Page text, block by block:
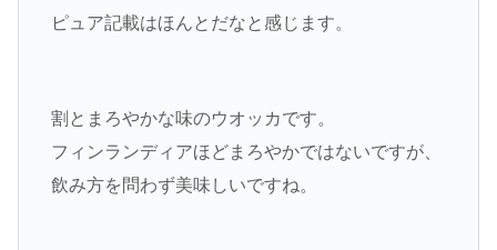
ピュア記載はほんとだなと感じます。
割とまろやかな味のウオッカです。
フィンランディアほどまろやかではないですが、
飲み方を問わず美味しいですね。